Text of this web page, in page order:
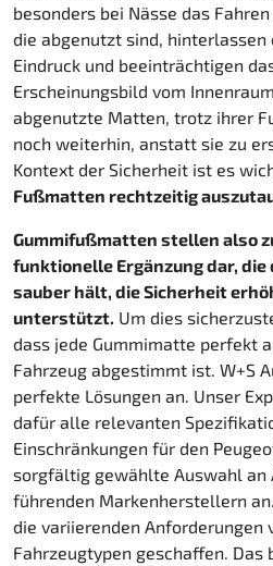
besonders bei Nässe das
die abgenutzt sind,
Eindruck und beeinträchtigen
Erscheinungsbild vom
abgenutzte Matten, trotz ihrer
noch weiterhin, anstatt sie zu
Kontext der Sicherheit ist es
Fußmatten rechtzeitig
Gummifußmatten stellen also
funktionelle Ergänzung dar,
sauber hält, die Sicherheit
unterstützt. Um dies
dass jede Gummimatte perfekt
Fahrzeug abgestimmt ist. W+S
perfekte Lösungen an. Unser
dafür alle relevanten
Einschränkungen für den
sorgfältig gewählte Auswahl an
führenden Markenherstellern
die variierenden Anforderungen
Fahrzeugtypen geschaffen.